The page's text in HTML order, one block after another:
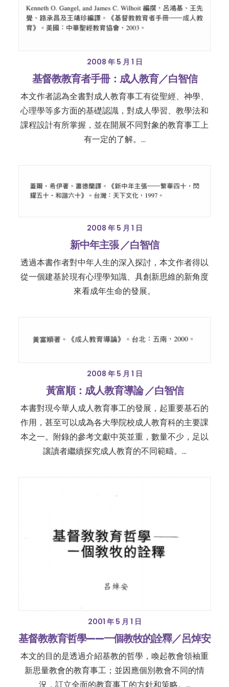
2008 年 5 月 1 日
基督教教育者手冊：成人教育／白智信
本文作者認為全書對成人教育事工有從聖經、神學、
心理學等多方面的基礎認識，對成人學習、教學法和
課程設計有所掌握，並在開展不同對象的教育事工上
有一定的了解。…
2008 年 5 月 1 日
新中年主張 ／白智信
透過本書作者對中年人生的深入探討，本文作者得以
從一個建基於現有心理學知識、具創新思維的新角度
來看成年生命的發展。
2008 年 5 月 1 日
黃富順：成人教育導論 ／白智信
本書對現今華人成人教育事工的發展，起重要基石的
作用，甚至可以成為各大學院校成人教育科的主要課
本之一。附錄的參考文獻中英並重，數量不少，足以
讓讀者繼續探究成人教育的不同範疇。…
2001 年 5 月 1 日
基督教教育哲學——一個教牧的詮釋／呂焯安
本文的目的是透過介紹基教的哲學，喚起教會領袖重
新思量教會的教育事工；並因應個別教會不同的情